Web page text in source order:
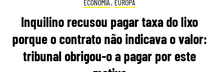
ECONOMIA , EUROPA
Inquilino recusou pagar taxa do lixo
porque o contrato não indicava o valor:
tribunal obrigou-o a pagar por este